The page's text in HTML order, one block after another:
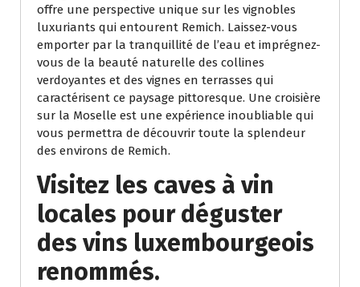
offre une perspective unique sur les vignobles
luxuriants qui entourent Remich. Laissez-vous
emporter par la tranquillité de l’eau et imprégnez-
vous de la beauté naturelle des collines
verdoyantes et des vignes en terrasses qui
caractérisent ce paysage pittoresque. Une croisière
sur la Moselle est une expérience inoubliable qui
vous permettra de découvrir toute la splendeur
des environs de Remich.
Visitez les caves à vin
locales pour déguster
des vins luxembourgeois
renommés.